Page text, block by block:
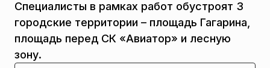
Специалисты в рамках работ обустроят 3
городские территории – площадь Гагарина,
площадь перед СК «Авиатор» и лесную
зону.